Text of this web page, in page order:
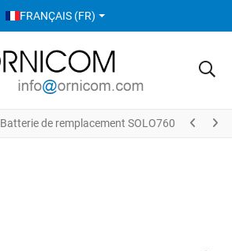
SÉLECTIONNEZ VOTRE LANGUE
FRANÇAIS (FR)
Batterie de remplacement SOLO760